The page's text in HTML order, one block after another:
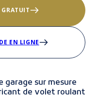
EN LIGNE
garage sur mesure
de volet roulant